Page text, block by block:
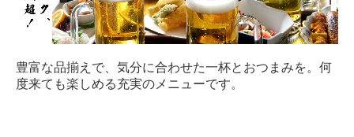
豊富な品揃えで、気分に合わせた一杯とおつまみを。何
度来ても楽しめる充実のメニューです。